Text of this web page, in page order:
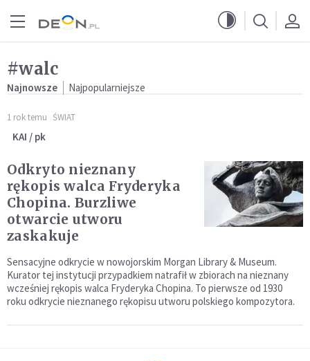
#walc
Najnowsze Najpopularniejsze
1 rok temu ŚWIAT
KAI / pk
Odkryto nieznany
rękopis walca Fryderyka
Chopina. Burzliwe
otwarcie utworu
zaskakuje
Sensacyjne odkrycie w nowojorskim Morgan Library & Museum.
Kurator tej instytucji przypadkiem natrafił w zbiorach na nieznany
wcześniej rękopis walca Fryderyka Chopina. To pierwsze od 1930
roku odkrycie nieznanego rękopisu utworu polskiego kompozytora.